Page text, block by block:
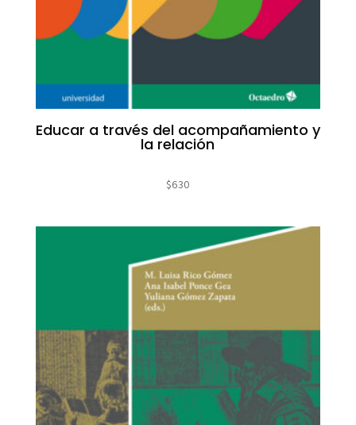
Educar a través del acompañamiento y
la relación
$630